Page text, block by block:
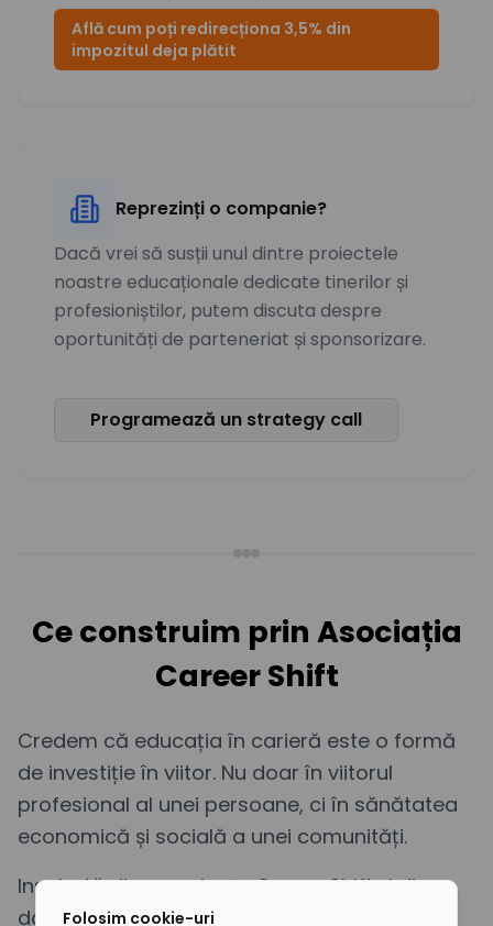
Află cum poți redirecționa 3,5% din
impozitul deja plătit
Reprezinți o companie?
Dacă vrei să susții unul dintre proiectele
noastre educaționale dedicate tinerilor și
profesioniștilor, putem discuta despre
oportunități de parteneriat și sponsorizare.
Programează un strategy call
Ce construim prin Asociația
Career Shift
Credem că educația în carieră este o formă
de investiție în viitor. Nu doar în viitorul
profesional al unei persoane, ci în sănătatea
economică și socială a unei comunități.
Inspirată din experiența Career Shift și din
datele care arată niveluri ridicate de
Folosim cookie-uri